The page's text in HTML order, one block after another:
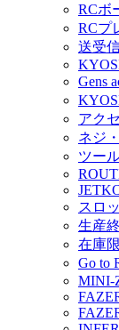
RCボ
RCプ
送受
Gens
アク
ネジ
ツー
スロ
生産
在庫
Go to
MINI-